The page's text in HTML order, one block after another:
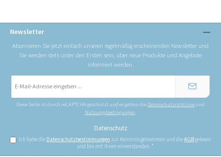
Newsletter
Abonnieren Sie jetzt einfach unseren regelmäßig erscheinenden Newsletter und
Sie werden stets unter den Ersten sein, über neue Produkte und Angebote
informiert werden.
Mail-
Diese Seite ist durch reCAPTCHA geschützt und es gelten die Datenschutzrichtlinie und
Nutzungsbedingungen.
Datenschutz
Ich habe die Datenschutzbestimmungen zur Kenntnis genommen und dieAGBgelesen
und bin mit ihnen einverstanden. *